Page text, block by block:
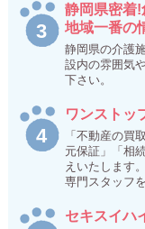
静岡県密着!
地域一番の
静岡県の介護
設内の雰囲気
下さい。
ワンストッ
「不動産の買
元保証」「相
えいたします
専門スタッフ
セキスイハ